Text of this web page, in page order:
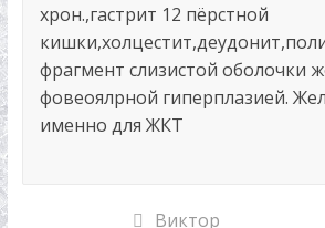
хрон.,гастрит 12 пёрстной
фрагмент слизистой оболочки
фовеоялрной гиперплазией.
именно для ЖКТ
Виктор